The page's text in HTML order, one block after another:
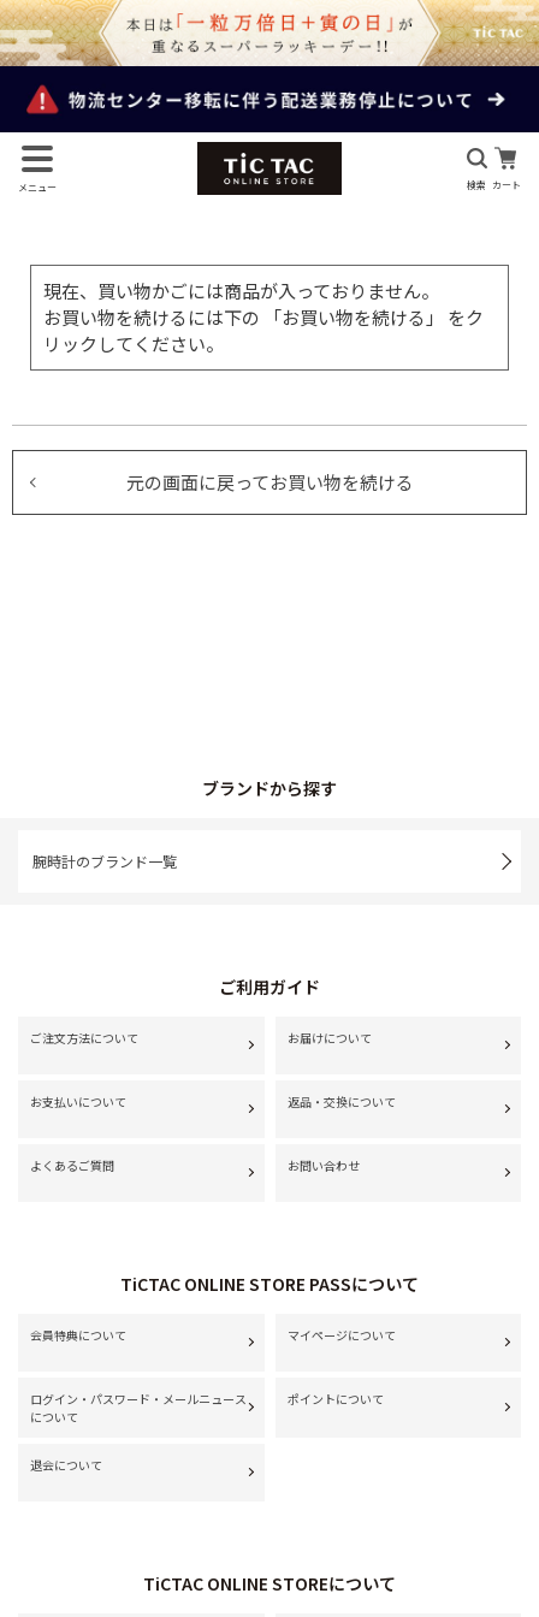
メニュー 検索 カート
現在、買い物かごには商品が入っておりません。
お買い物を続けるには下の 「お買い物を続ける」 をク
リックしてください。
元の画面に戻ってお買い物を続ける
ブランドから探す
腕時計のブランド一覧
ご利用ガイド
ご注文方法について お届けについて
お支払いについて 返品・交換について
よくあるご質問 お問い合わせ
TiCTAC ONLINE STORE PASSについて
会員特典について マイページについて
ログイン・パスワード・メールニュース
について
ポイントについて
退会について
TiCTAC ONLINE STOREについて